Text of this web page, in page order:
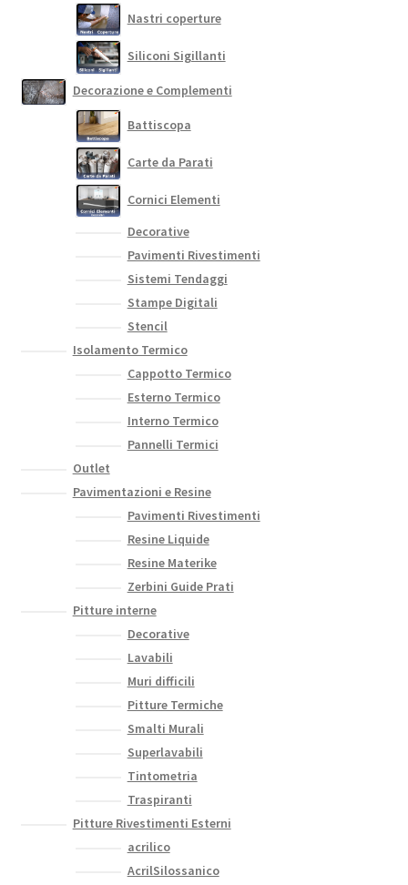
Nastri coperture
Siliconi Sigillanti
Decorazione e Complementi
Battiscopa
Carte da Parati
Cornici Elementi
Decorative
Pavimenti Rivestimenti
Sistemi Tendaggi
Stampe Digitali
Stencil
Isolamento Termico
Cappotto Termico
Esterno Termico
Interno Termico
Pannelli Termici
Outlet
Pavimentazioni e Resine
Pavimenti Rivestimenti
Resine Liquide
Resine Materike
Zerbini Guide Prati
Pitture interne
Decorative
Lavabili
Muri difficili
Pitture Termiche
Smalti Murali
Superlavabili
Tintometria
Traspiranti
Pitture Rivestimenti Esterni
acrilico
AcrilSilossanico